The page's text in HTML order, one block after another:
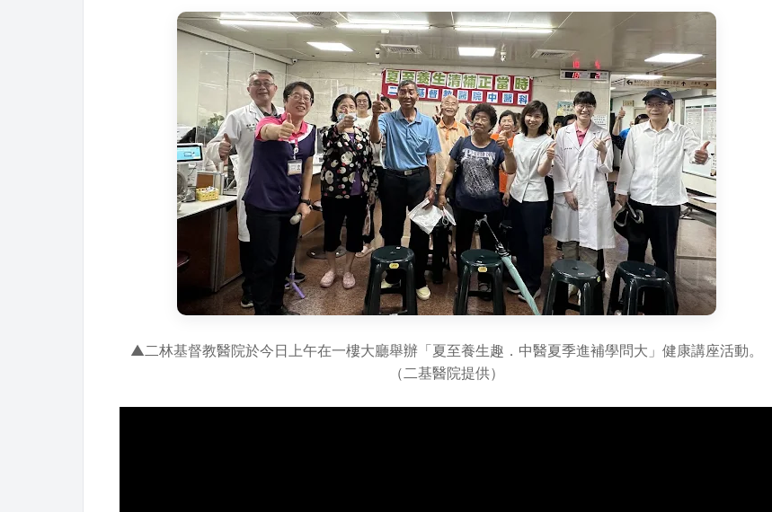
▲二林基督教醫院於今日上午在一樓大廳舉辦「夏至養生趣．中醫夏季進補學問大」健康講座活動。
（二基醫院提供）